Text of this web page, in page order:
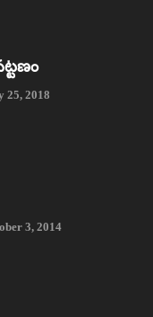
25, 2018
3, 2014